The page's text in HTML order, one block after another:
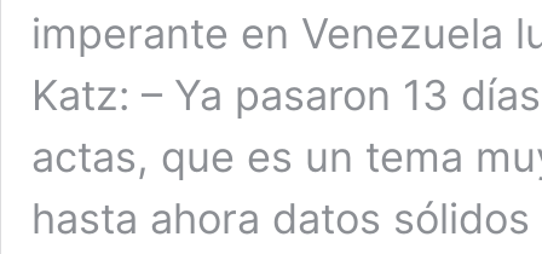
imperante en Venezuela
Katz: – Ya pasaron 13
actas, que es un tema
hasta ahora datos